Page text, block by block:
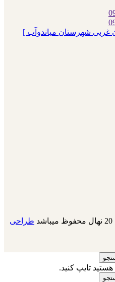
غربی شهرستان میاندوآب ]
طراحی
تایپ کنید.